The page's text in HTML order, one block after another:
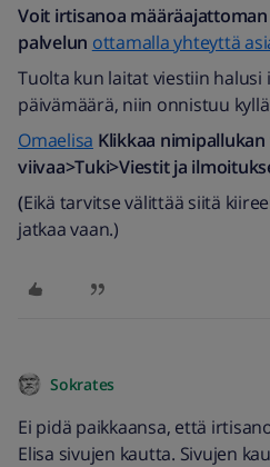
Voit irtisanoa määräajattoman
palvelun ottamalla yhteyttä
Tuolta kun laitat viestiin halusi
päivämäärä, niin onnistuu
Omaelisa Klikkaa
viivaa>Tuki>Viestit ja
(Eikä tarvitse välittää siitä
jatkaa vaan.)
Sokrates
Ei pidä paikkaansa, että
Elisa sivujen kautta. Sivujen